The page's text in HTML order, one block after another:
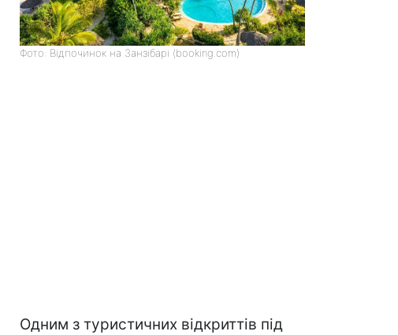
Фото: Відпочинок на Занзібарі (booking.com)
Одним з туристичних відкриттів під